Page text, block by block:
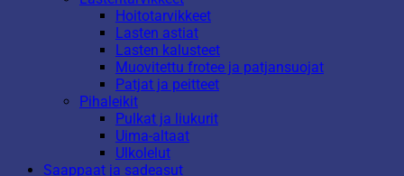
Hoitotarvikkeet
Lasten astiat
Lasten kalusteet
Muovitettu frotee ja patjansuojat
Patjat ja peitteet
Pihaleikit
Pulkat ja liukurit
Uima-altaat
Ulkolelut
Saappaat ja sadeasut